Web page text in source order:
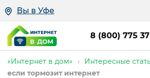
Вы в Уфе
8 (800) 775
«Интернет в дом» › Интересные
если тормозит интернет